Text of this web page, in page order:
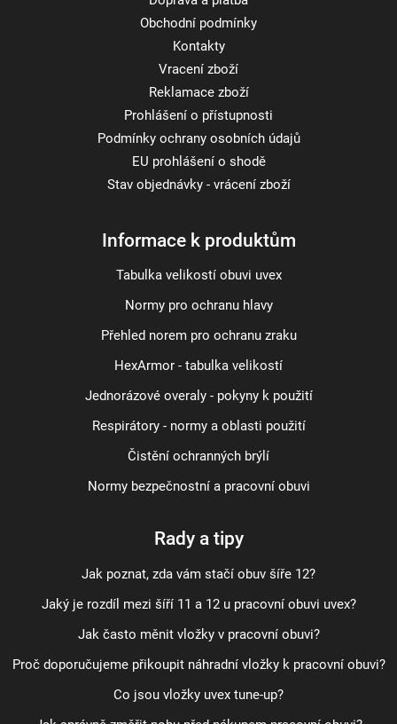
Obchodní podmínky
Kontakty
Vracení zboží
Reklamace zboží
Prohlášení o přístupnosti
Podmínky ochrany osobních údajů
EU prohlášení o shodě
Stav objednávky - vrácení zboží
Informace k produktům
Tabulka velikostí obuvi uvex
Normy pro ochranu hlavy
Přehled norem pro ochranu zraku
HexArmor - tabulka velikostí
Jednorázové overaly - pokyny k použití
Respirátory - normy a oblasti použití
Čistění ochranných brýlí
Normy bezpečnostní a pracovní obuvi
Rady a tipy
Jak poznat, zda vám stačí obuv šíře 12?
Jaký je rozdíl mezi šíří 11 a 12 u pracovní obuvi uvex?
Jak často měnit vložky v pracovní obuvi?
Proč doporučujeme přikoupit náhradní vložky k pracovní obuvi?
Co jsou vložky uvex tune-up?